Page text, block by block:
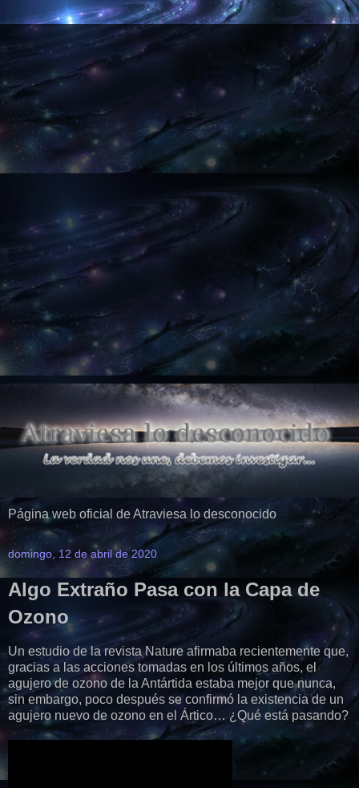
Página web oficial de Atraviesa lo desconocido
domingo, 12 de abril de 2020
Algo Extraño Pasa con la Capa de
Ozono
Un estudio de la revista Nature afirmaba recientemente que,
gracias a las acciones tomadas en los últimos años, el
agujero de ozono de la Antártida estaba mejor que nunca,
sin embargo, poco después se confirmó la existencia de un
agujero nuevo de ozono en el Ártico… ¿Qué está pasando?